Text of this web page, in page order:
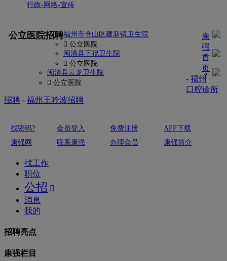
行政-网络-宣传
公立医院招聘福州市仓山区建新镇卫生院
 公立医院
闽清县下祝卫生院
 公立医院
闽清县云龙卫生院
 公立医院
康
强
首
页
- 福州
口腔诊所
招聘 - 福州王吟波招聘
找密码? 会员登入 免费注册
APP下载
康强网
联系康强 办理会员 康强简介
找工作
职位
公招 
消息
我的
招聘亮点
康强栏目